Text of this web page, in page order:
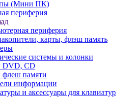
(Мини ПК)
периферия
периферия
карты, флэш память
системы и колонки
DVD, CD
флеш памяти
информации
и аксессуары для клавиатур